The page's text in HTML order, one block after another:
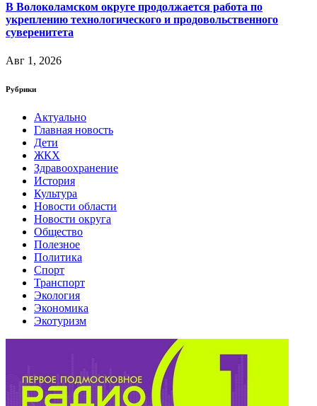
В Волоколамском округе продолжается работа по
укреплению технологического и продовольственного
суверенитета
Авг 1, 2026
Рубрики
Актуально
Главная новость
Дети
ЖКХ
Здравоохранение
История
Культура
Новости области
Новости округа
Общество
Полезное
Политика
Спорт
Транспорт
Экология
Экономика
Экотуризм